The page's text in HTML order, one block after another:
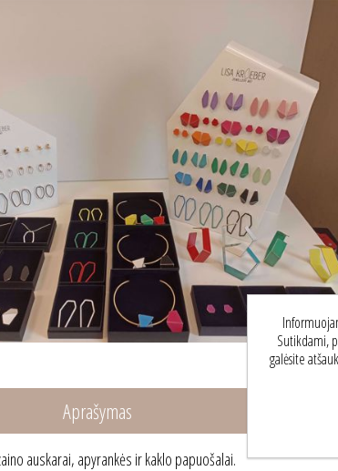
Aprašymas
auskarai, apyrankės ir kaklo papuošalai.
Sutikdami,
galėsite